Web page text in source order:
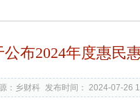
布2024年度惠民
：乡财科 发布时间： 2024-07-26